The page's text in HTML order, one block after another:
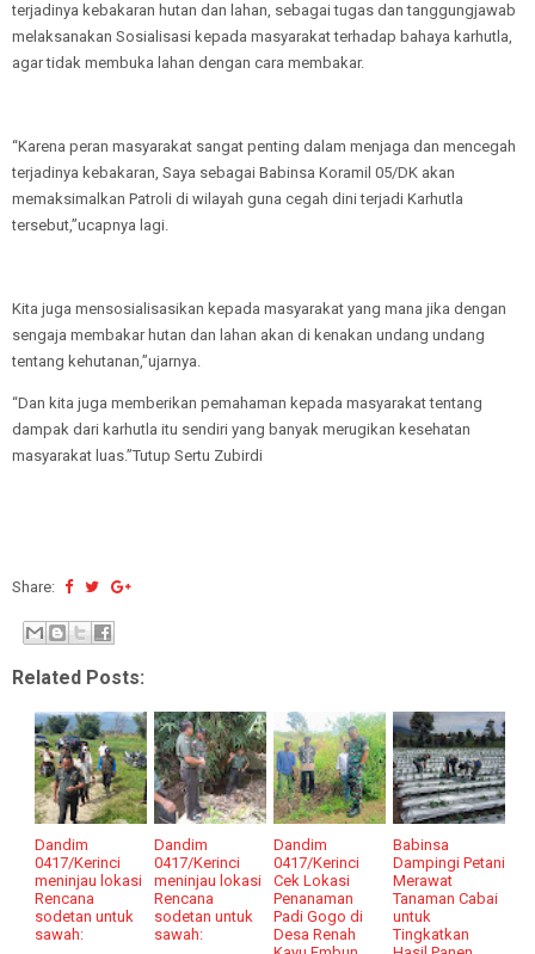
terjadinya kebakaran hutan dan lahan, sebagai tugas dan tanggungjawab
melaksanakan Sosialisasi kepada masyarakat terhadap bahaya karhutla,
agar tidak membuka lahan dengan cara membakar.
“Karena peran masyarakat sangat penting dalam menjaga dan mencegah
terjadinya kebakaran, Saya sebagai Babinsa Koramil 05/DK akan
memaksimalkan Patroli di wilayah guna cegah dini terjadi Karhutla
tersebut,”ucapnya lagi.
Kita juga mensosialisasikan kepada masyarakat yang mana jika dengan
sengaja membakar hutan dan lahan akan di kenakan undang undang
tentang kehutanan,”ujarnya.
“Dan kita juga memberikan pemahaman kepada masyarakat tentang
dampak dari karhutla itu sendiri yang banyak merugikan kesehatan
masyarakat luas.”Tutup Sertu Zubirdi
Share:
Related Posts:
Dandim
0417/Kerinci
meninjau lokasi
Rencana
sodetan untuk
sawah:
Dandim
0417/Kerinci
meninjau lokasi
Rencana
sodetan untuk
sawah:
Dandim
0417/Kerinci
Cek Lokasi
Penanaman
Padi Gogo di
Desa Renah
Babinsa
Dampingi Petani
Merawat
Tanaman Cabai
untuk
Tingkatkan